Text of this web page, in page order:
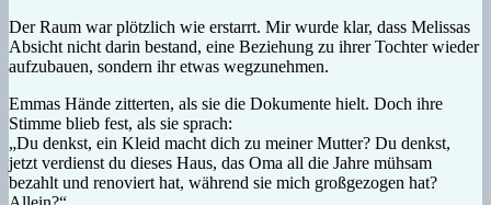
Der Raum war plötzlich wie erstarrt. Mir wurde klar, dass Melissas
Absicht nicht darin bestand, eine Beziehung zu ihrer Tochter wieder
aufzubauen, sondern ihr etwas wegzunehmen.
Emmas Hände zitterten, als sie die Dokumente hielt. Doch ihre
Stimme blieb fest, als sie sprach:
„Du denkst, ein Kleid macht dich zu meiner Mutter? Du denkst,
jetzt verdienst du dieses Haus, das Oma all die Jahre mühsam
bezahlt und renoviert hat, während sie mich großgezogen hat?